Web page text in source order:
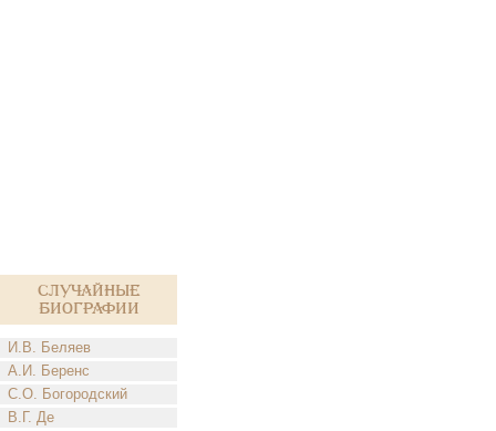
Случайные
биографии
И.В. Беляев
А.И. Беренс
С.О. Богородский
В.Г. Де